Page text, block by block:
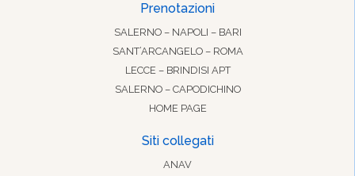
Prenotazioni
SALERNO – NAPOLI – BARI
SANT’ARCANGELO – ROMA
LECCE – BRINDISI APT
SALERNO – CAPODICHINO
HOME PAGE
Siti collegati
ANAV